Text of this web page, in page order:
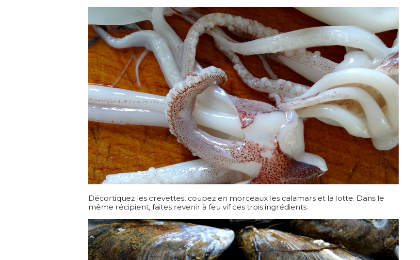
Décortiquez les crevettes, coupez en morceaux les calamars et la lotte. Dans le
même récipient, faites revenir à feu vif ces trois ingrédients.